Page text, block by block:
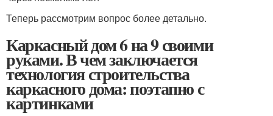
Теперь рассмотрим вопрос более детально.
Каркасный дом 6 на 9 своими
руками. В чем заключается
технология строительства
каркасного дома: поэтапно с
картинками